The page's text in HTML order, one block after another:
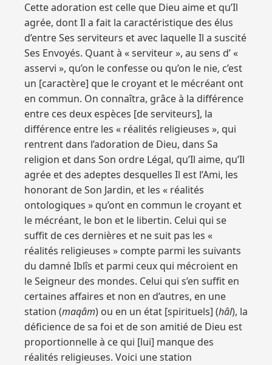
Cette adoration est celle que Dieu aime et qu’Il
agrée, dont Il a fait la caractéristique des élus
d’entre Ses serviteurs et avec laquelle Il a suscité
Ses Envoyés. Quant à « serviteur », au sens d’ «
asservi », qu’on le confesse ou qu’on le nie, c’est
un [caractère] que le croyant et le mécréant ont
en commun. On connaîtra, grâce à la différence
entre ces deux espèces [de serviteurs], la
différence entre les « réalités religieuses », qui
rentrent dans l’adoration de Dieu, dans Sa
religion et dans Son ordre Légal, qu’Il aime, qu’Il
agrée et des adeptes desquelles Il est l’Ami, les
honorant de Son Jardin, et les « réalités
ontologiques » qu’ont en commun le croyant et
le mécréant, le bon et le libertin. Celui qui se
suffit de ces dernières et ne suit pas les «
réalités religieuses » compte parmi les suivants
du damné Iblîs et parmi ceux qui mécroient en
le Seigneur des mondes. Celui qui s’en suffit en
certaines affaires et non en d’autres, en une
station (maqâm) ou en un état [spirituels] (hâl), la
déficience de sa foi et de son amitié de Dieu est
proportionnelle à ce qui [lui] manque des
réalités religieuses. Voici une station